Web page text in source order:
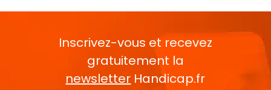
Inscrivez-vous et recevez
gratuitement la
newsletter Handicap.fr